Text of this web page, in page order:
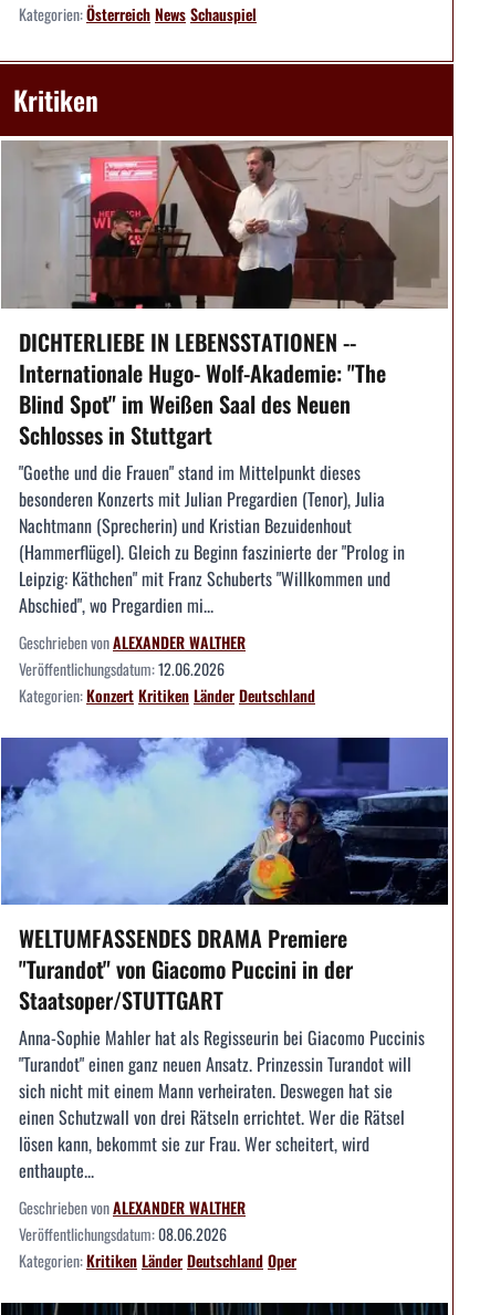
Kategorien:ÖsterreichNewsSchauspiel
Kritiken
DICHTERLIEBE IN LEBENSSTATIONEN --
Internationale Hugo- Wolf-Akademie: "The
Blind Spot" im Weißen Saal des Neuen
Schlosses in Stuttgart
"Goethe und die Frauen" stand im Mittelpunkt dieses
besonderen Konzerts mit Julian Pregardien (Tenor), Julia
Nachtmann (Sprecherin) und Kristian Bezuidenhout
(Hammerflügel). Gleich zu Beginn faszinierte der "Prolog in
Leipzig: Käthchen" mit Franz Schuberts "Willkommen und
Abschied", wo Pregardien mi...
Geschrieben vonALEXANDER WALTHER
Veröffentlichungsdatum:12.06.2026
Kategorien:KonzertKritikenLänderDeutschland
WELTUMFASSENDES DRAMA Premiere
"Turandot" von Giacomo Puccini in der
Staatsoper/STUTTGART
Anna-Sophie Mahler hat als Regisseurin bei Giacomo Puccinis
"Turandot" einen ganz neuen Ansatz. Prinzessin Turandot will
sich nicht mit einem Mann verheiraten. Deswegen hat sie
einen Schutzwall von drei Rätseln errichtet. Wer die Rätsel
lösen kann, bekommt sie zur Frau. Wer scheitert, wird
enthaupte...
Geschrieben vonALEXANDER WALTHER
Veröffentlichungsdatum:08.06.2026
Kategorien:KritikenLänderDeutschlandOper